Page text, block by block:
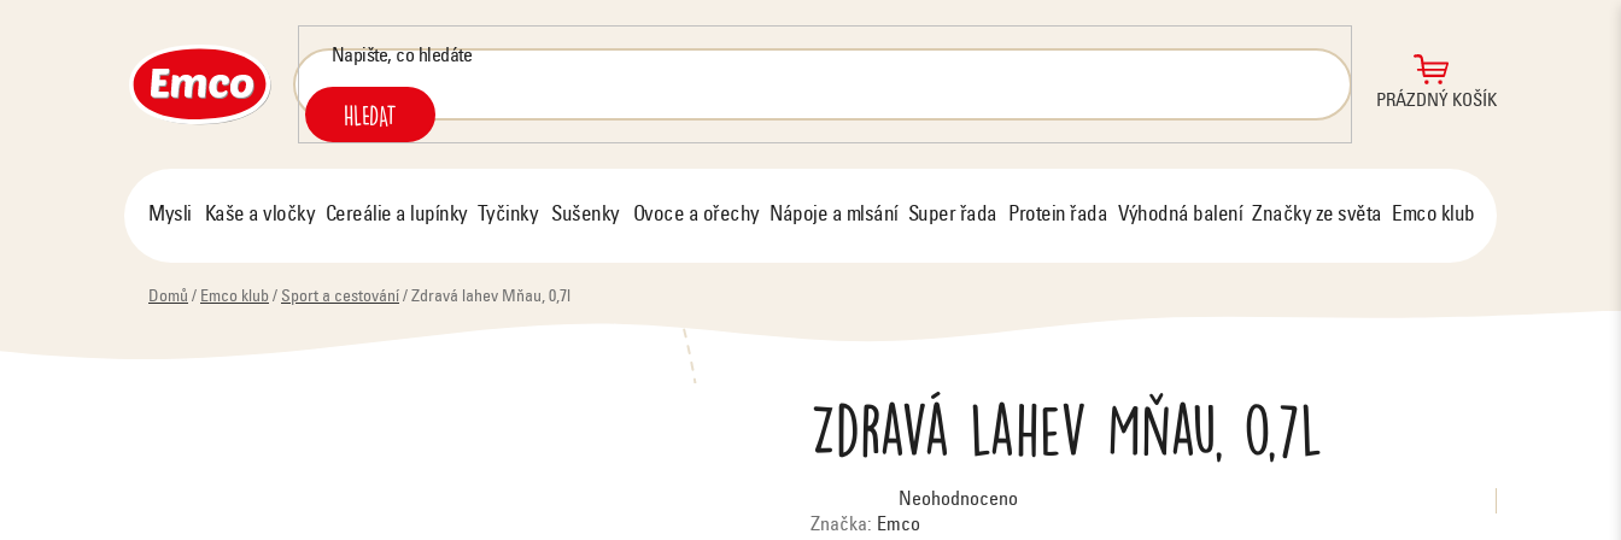
HLEDAT
NÁKUPNÍ
PRÁZDNÝ KOŠÍK
Mysli Kaše a vločky Cereálie a lupínky Tyčinky Sušenky Ovoce a ořechy Nápoje a mlsání Super řada Protein řada Výhodná balení Značky ze světa Emco klub
Domů / Emco klub / Sport a cestování / Zdravá lahev Mňau, 0,7l
Zdravá lahev Mňau, 0,7l
Průměrné
hodnocení
produktu
je
Neohodnoceno
Značka: Emco